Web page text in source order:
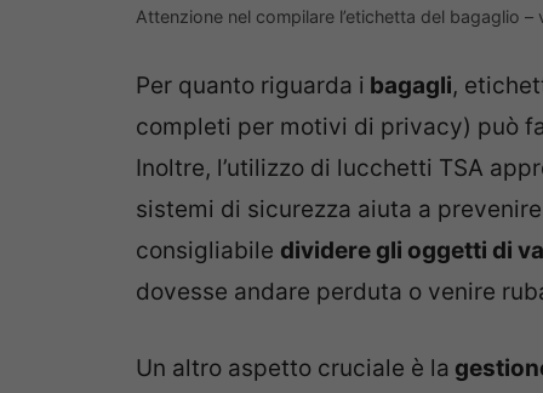
Attenzione nel compilare l’etichetta del bagaglio –
Per quanto riguarda i bagagli,
completi per motivi di privacy) può
Inoltre, l’utilizzo di lucchetti TSA
sistemi di sicurezza aiuta a
consigliabile dividere gli oggetti di
dovesse andare perduta o venire
Un altro aspetto cruciale è la